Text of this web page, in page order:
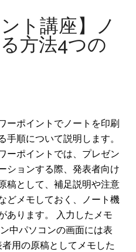
ト講座】ノ
方法4つの
ーポイントでノートを印刷
手順について説明します。
ーポイントでは、プレゼン
ションする際、発表者向け
稿として、補足説明や注意
どメモしておく、ノート機
あります。 入力したメモ
中パソコンの画面には表
用の原稿としてメモした